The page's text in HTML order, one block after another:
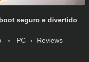
seguro e divertido
PC Reviews